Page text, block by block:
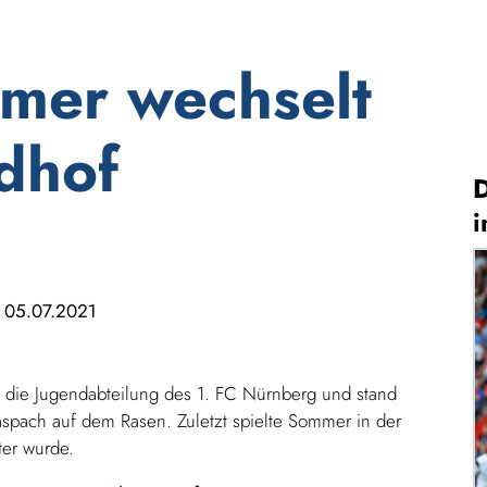
wechselt
05.07.2021
Jugendabteilung des 1. FC Nürnberg und stand
auf dem Rasen. Zuletzt spielte Sommer in der
wurde.